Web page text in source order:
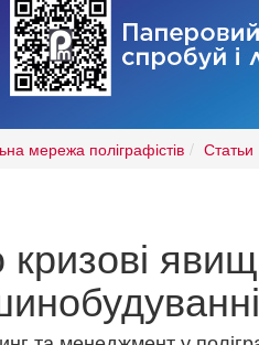
мережа поліграфістів Статьи